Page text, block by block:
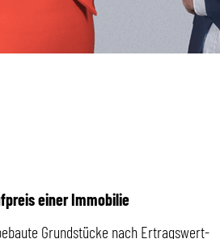
einer Immobilie
Grundstücke nach Ertragswert-